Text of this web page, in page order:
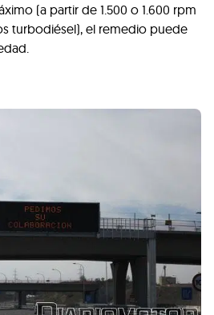
(a partir de 1.500 o 1.600 rpm
turbodiésel), el remedio puede